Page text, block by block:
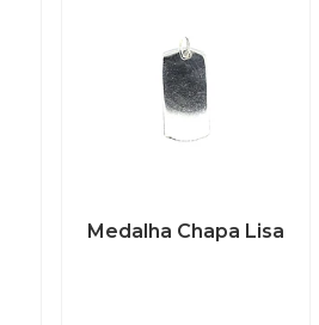
Medalha Chapa Lisa